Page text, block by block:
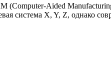
(Computer-Aided
система X, Y, Z, однако